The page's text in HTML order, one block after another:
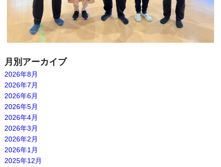
月別アーカイブ
2026年8月
2026年7月
2026年6月
2026年5月
2026年4月
2026年3月
2026年2月
2026年1月
2025年12月